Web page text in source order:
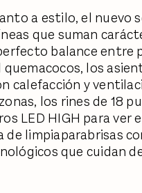
a estilo, el nuevo
que suman
balance entre
los
calefacción y
los rines de 18
LED HIGH para ver
limpiaparabrisas
que cuidan